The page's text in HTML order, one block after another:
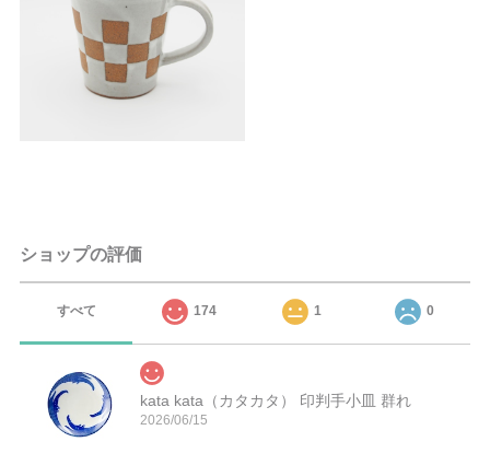
ショップの評価
すべて 174 1 0
kata kata（カタカタ） 印判手小皿 群れ
2026/06/15